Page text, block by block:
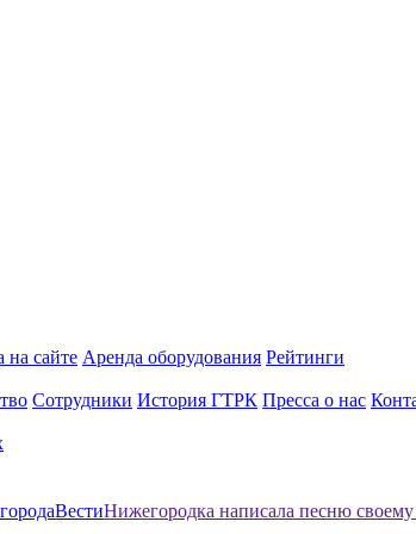
на сайте Аренда оборудования Рейтинги
Сотрудники История ГТРК Пресса о нас
ВестиНижегородка написала песню